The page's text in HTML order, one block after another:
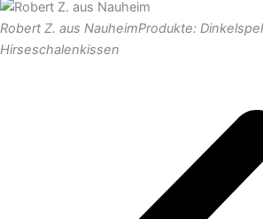
Robert Z. aus NauheimProdukte:
Hirseschalenkissen